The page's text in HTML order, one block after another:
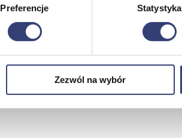
Preferencje Statystyka
Zezwól na wybór